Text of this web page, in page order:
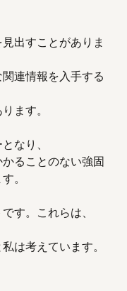
出すことがありま
連情報を入手する
ます。
なり、
ることのない強固
。
す。これらは、
は考えています。